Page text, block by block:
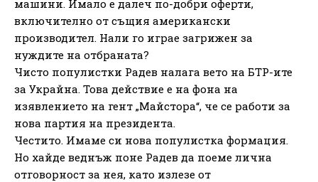
машини. Имало е далеч по-добри оферти,
включително от същия американски
производител. Нали го играе загрижен за
нуждите на отбраната?
Чисто популистки Радев налага вето на БТР-ите
за Украйна. Това действие е на фона на
изявлението на гент „Майстора“, че се работи за
нова партия на президента.
Честито. Имаме си нова популистка формация.
Но хайде веднъж поне Радев да поеме лична
отговорност за нея, като излезе от